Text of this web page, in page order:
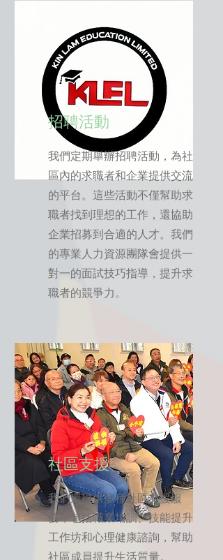
招聘活動
我們定期舉辦招聘活動，為社
區內的求職者和企業提供交流
的平台。這些活動不僅幫助求
職者找到理想的工作，還協助
企業招募到合適的人才。我們
的專業人力資源團隊會提供一
對一的面試技巧指導，提升求
職者的競爭力。
社區支援
我們還提供多種社區支援服
務，包括職業培訓、技能提升
工作坊和心理健康諮詢，幫助
社區成員提升生活質量。